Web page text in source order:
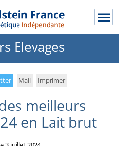
Elevages
Mail Imprimer
meilleurs
en Lait brut